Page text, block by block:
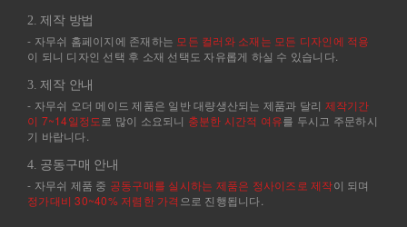
2. 제작 방법
- 자무쉬 홈페이지에 존재하는 모든 컬러와 소재는 모든 디자인에 적용
이 되니 디자인 선택 후 소재 선택도 자유롭게 하실 수 있습니다.
3. 제작 안내
- 자무쉬 오더 메이드 제품은 일반 대량생산되는 제품과 달리 제작기간
이 7~14일정도 로 많이 소요되니 충분한 시간적 여유를 두시고 주문하시
기 바랍니다.
4. 공동구매 안내
- 자무쉬 제품 중 공동구매를 실시하는 제품은 정사이즈로 제작이 되며
정가대비 30~40% 저렴한 가격 으로 진행됩니다.